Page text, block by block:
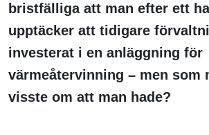
bristfälliga att man efter ett
upptäcker att tidigare
investerat i en anläggning för
värmeåtervinning – men som
visste om att man hade?